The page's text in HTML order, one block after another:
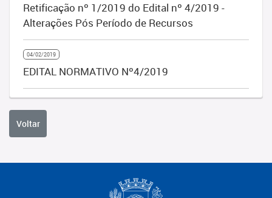
Retificação nº 1/2019 do Edital nº 4/2019 -
Alterações Pós Período de Recursos
04/02/2019
EDITAL NORMATIVO Nº4/2019
Voltar